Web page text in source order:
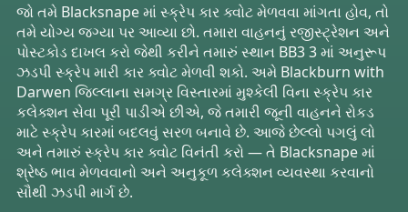
જો તમે Blacksnape માં સ્ક્રેપ કાર ક્વોટ મેળવવા માંગતા હોવ, તો
તમે યોગ્ય જગ્યા પર આવ્યા છો. તમારા વાહનનું રજીસ્ટ્રેશન અને
પોસ્ટકોડ દાખલ કરો જેથી કરીને તમારું સ્થાન BB3 3 માં અનુરૂપ
ઝડપી સ્ક્રેપ મારી કાર ક્વોટ મેળવી શકો. અમે Blackburn with
Darwen જિલ્લાના સમગ્ર વિસ્તારમાં મુશ્કેલી વિના સ્ક્રેપ કાર
કલેક્શન સેવા પૂરી પાડીએ છીએ, જે તમારી જૂની વાહનને રોકડ
માટે સ્ક્રેપ કારમાં બદલવું સરળ બનાવે છે. આજે છેલ્લો પગલું લો
અને તમારું સ્ક્રેપ કાર ક્વોટ વિનંતી કરો — તે Blacksnape માં
શ્રેષ્ઠ ભાવ મેળવવાનો અને અનુકૂળ કલેક્શન વ્યવસ્થા કરવાનો
સૌથી ઝડપી માર્ગ છે.